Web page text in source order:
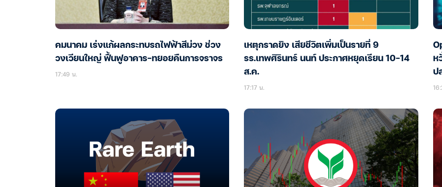
คมนาคม เร่งแก้ผลกระทบรถไฟฟ้าสีม่วง ช่วง
วงเวียนใหญ่ ฟื้นฟูอาคาร-ทยอยคืนการจราจร
17:49 น.
เหตุกราดยิง เสียชีวิตเพิ่มเป็นรายที่ 9
รร.เทพศิรินทร์ นนท์ ประกาศหยุดเรียน 10-14
ส.ค.
17:17 น.
ห
ป